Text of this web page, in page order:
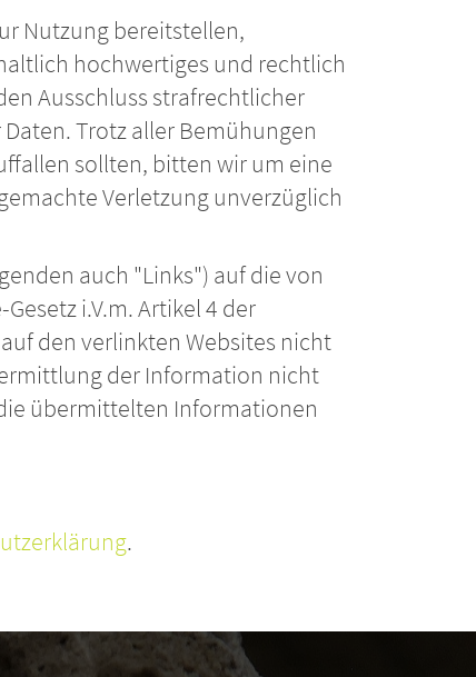
Nutzung bereitstellen,
hochwertiges und rechtlich
Ausschluss strafrechtlicher
Trotz aller Bemühungen
sollten, bitten wir um eine
Verletzung unverzüglich
auch "Links") auf die von
i.V.m. Artikel 4 der
den verlinkten Websites nicht
der Information nicht
übermittelten Informationen
.